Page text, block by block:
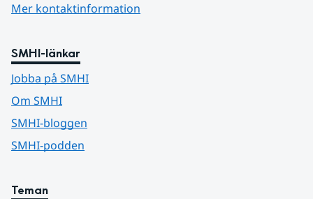
Mer kontaktinformation
SMHI-länkar
Jobba på SMHI
Om SMHI
SMHI-bloggen
SMHI-podden
Teman